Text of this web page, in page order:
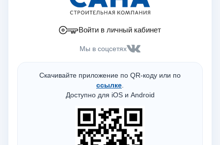
Войти в личный кабинет
Мы в соцсетях
Скачивайте приложение по QR-коду или по
ссылке
Доступно для iOS и Android